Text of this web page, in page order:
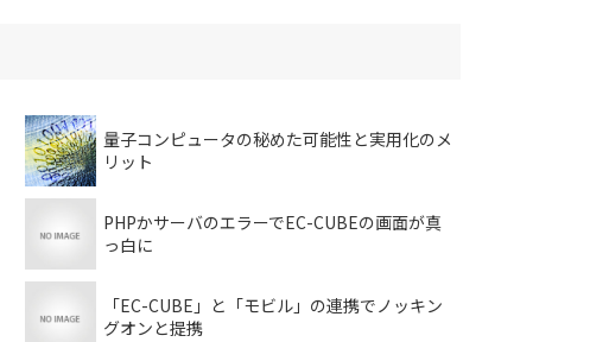
量子コンピュータの秘めた可能性と実用化のメ
リット
PHPかサーバのエラーでEC-CUBEの画面が真
っ白に
「EC-CUBE」と「モビル」の連携でノッキン
グオンと提携